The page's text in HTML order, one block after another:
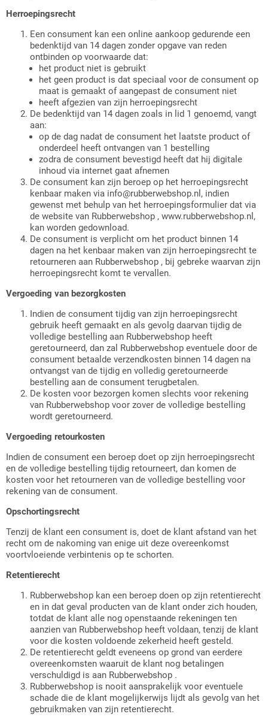
Herroepingsrecht
Een consument kan een online aankoop gedurende een
bedenktijd van 14 dagen zonder opgave van reden
ontbinden op voorwaarde dat:
het product niet is gebruikt
het geen product is dat speciaal voor de consument op
maat is gemaakt of aangepast de consument niet
heeft afgezien van zijn herroepingsrecht
De bedenktijd van 14 dagen zoals in lid 1 genoemd, vangt
aan:
op de dag nadat de consument het laatste product of
onderdeel heeft ontvangen van 1 bestelling
zodra de consument bevestigd heeft dat hij digitale
inhoud via internet gaat afnemen
De consument kan zijn beroep op het herroepingsrecht
kenbaar maken via info@rubberwebshop.nl, indien
gewenst met behulp van het herroepingsformulier dat via
de website van Rubberwebshop , www.rubberwebshop.nl,
kan worden gedownload.
De consument is verplicht om het product binnen 14
dagen na het kenbaar maken van zijn herroepingsrecht te
retourneren aan Rubberwebshop , bij gebreke waarvan zijn
herroepingsrecht komt te vervallen.
Vergoeding van bezorgkosten
Indien de consument tijdig van zijn herroepingsrecht
gebruik heeft gemaakt en als gevolg daarvan tijdig de
volledige bestelling aan Rubberwebshop heeft
geretourneerd, dan zal Rubberwebshop eventuele door de
consument betaalde verzendkosten binnen 14 dagen na
ontvangst van de tijdig en volledig geretourneerde
bestelling aan de consument terugbetalen.
De kosten voor bezorgen komen slechts voor rekening
van Rubberwebshop voor zover de volledige bestelling
wordt geretourneerd.
Vergoeding retourkosten
Indien de consument een beroep doet op zijn herroepingsrecht
en de volledige bestelling tijdig retourneert, dan komen de
kosten voor het retourneren van de volledige bestelling voor
rekening van de consument.
Opschortingsrecht
Tenzij de klant een consument is, doet de klant afstand van het
recht om de nakoming van enige uit deze overeenkomst
voortvloeiende verbintenis op te schorten.
Retentierecht
Rubberwebshop kan een beroep doen op zijn retentierecht
en in dat geval producten van de klant onder zich houden,
totdat de klant alle nog openstaande rekeningen ten
aanzien van Rubberwebshop heeft voldaan, tenzij de klant
voor die kosten voldoende zekerheid heeft gesteld.
De retentierecht geldt eveneens op grond van eerdere
overeenkomsten waaruit de klant nog betalingen
verschuldigd is aan Rubberwebshop .
Rubberwebshop is nooit aansprakelijk voor eventuele
schade die de klant mogelijkerwijs lijdt als gevolg van het
gebruikmaken van zijn retentierecht.